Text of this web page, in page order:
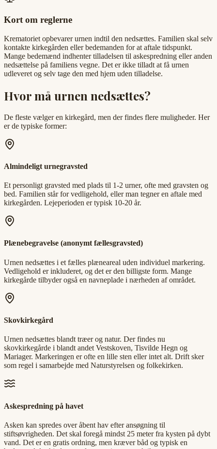
Kort om reglerne
Krematoriet opbevarer urnen indtil den nedsættes. Familien skal selv
kontakte kirkegården eller bedemanden for at aftale tidspunkt.
Mange bedemænd indhenter tilladelsen til askespredning eller anden
nedsættelse på familiens vegne. Det er ikke tilladt at få urnen
udleveret og selv tage den med hjem uden tilladelse.
Hvor må urnen nedsættes?
De fleste vælger en kirkegård, men der findes flere muligheder. Her
er de typiske former:
Almindeligt urnegravsted
Et personligt gravsted med plads til 1-2 urner, ofte med gravsten og
bed. Familien står for vedligehold, eller man tegner en aftale med
kirkegården. Lejeperioden er typisk 10-20 år.
Plænebegravelse (anonymt fællesgravsted)
Urnen nedsættes i et fælles plæneareal uden individuel markering.
Vedligehold er inkluderet, og det er den billigste form. Mange
kirkegårde tilbyder også en navneplade i nærheden af området.
Skovkirkegård
Urnen nedsættes blandt træer og natur. Der findes nu
skovkirkegårde i blandt andet Vestskoven, Tisvilde Hegn og
Mariager. Markeringen er ofte en lille sten eller intet alt. Drift sker
som regel i samarbejde med Naturstyrelsen og folkekirken.
Askespredning på havet
Asken kan spredes over åbent hav efter ansøgning til
stiftsøvrigheden. Det skal foregå mindst 25 meter fra kysten på dybt
vand. Det er en gratis ordning, men kræver båd og typisk en